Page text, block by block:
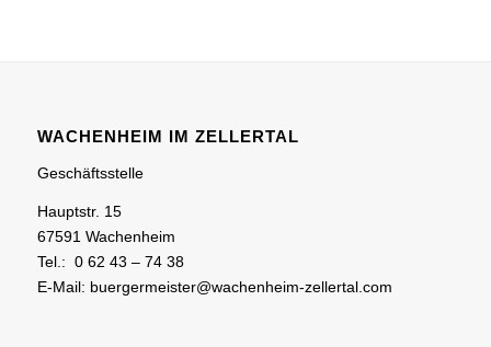
WACHENHEIM IM ZELLERTAL
Geschäftsstelle
Hauptstr. 15
67591 Wachenheim
Tel.: 0 62 43 – 74 38
E-Mail: buergermeister@wachenheim-zellertal.com